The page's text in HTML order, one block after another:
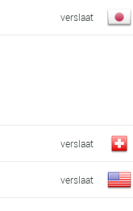
verslaat
verslaat
verslaat